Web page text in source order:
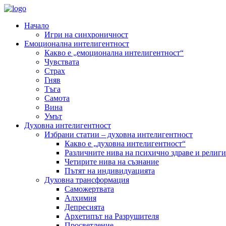
Начало
Игри на синхроничност
Емоционална интелигентност
Какво е „емоционална интелигентност“
Чувствата
Страх
Гняв
Тъга
Самота
Вина
Умът
Духовна интелигентност
Избрани статии – духовна интелигентност
Какво е „духовна интелигентност“
Различните нива на психично здраве и
Четирите нива на съзнание
Пътят на индивидуацията
Духовна трансформация
Саможертвата
Алхимия
Депресията
Архетипът на Разрушителя